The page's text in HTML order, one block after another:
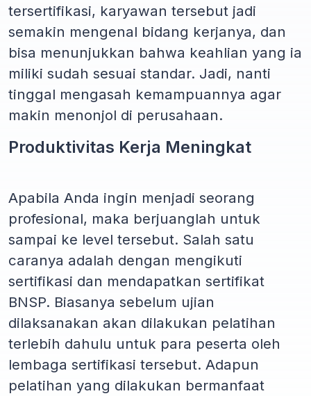
tersertifikasi, karyawan tersebut jadi
semakin mengenal bidang kerjanya, dan
bisa menunjukkan bahwa keahlian yang ia
miliki sudah sesuai standar. Jadi, nanti
tinggal mengasah kemampuannya agar
makin menonjol di perusahaan.
Produktivitas Kerja Meningkat
Apabila Anda ingin menjadi seorang
profesional, maka berjuanglah untuk
sampai ke level tersebut. Salah satu
caranya adalah dengan mengikuti
sertifikasi dan mendapatkan sertifikat
BNSP. Biasanya sebelum ujian
dilaksanakan akan dilakukan pelatihan
terlebih dahulu untuk para peserta oleh
lembaga sertifikasi tersebut. Adapun
pelatihan yang dilakukan bermanfaat